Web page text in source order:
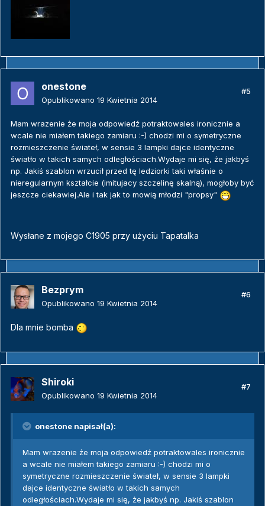
onestone
Opublikowano 19 Kwietnia 2014
#5
Mam wrazenie że moja odpowiedź potraktowales ironicznie a
wcale nie miałem takiego zamiaru :-) chodzi mi o symetryczne
rozmieszczenie świateł, w sensie 3 lampki dajce identyczne
światło w takich samych odległościach.Wydaje mi się, że jakbyś
np. Jakiś szablon wrzucił przed tę ledziorki taki właśnie o
nieregularnym kształcie (imitujacy szczelinę skalną), mogłoby być
jeszcze ciekawiej.Ale i tak jak to mowią młodzi "propsy"
Wysłane z mojego C1905 przy użyciu Tapatalka
Bezprym
Opublikowano 19 Kwietnia 2014
#6
Dla mnie bomba
Shiroki
Opublikowano 19 Kwietnia 2014
#7
onestone napisał(a):
Mam wrazenie że moja odpowiedź potraktowales ironicznie
a wcale nie miałem takiego zamiaru :-) chodzi mi o
symetryczne rozmieszczenie świateł, w sensie 3 lampki
dajce identyczne światło w takich samych
odległościach.Wydaje mi się, że jakbyś np. Jakiś szablon